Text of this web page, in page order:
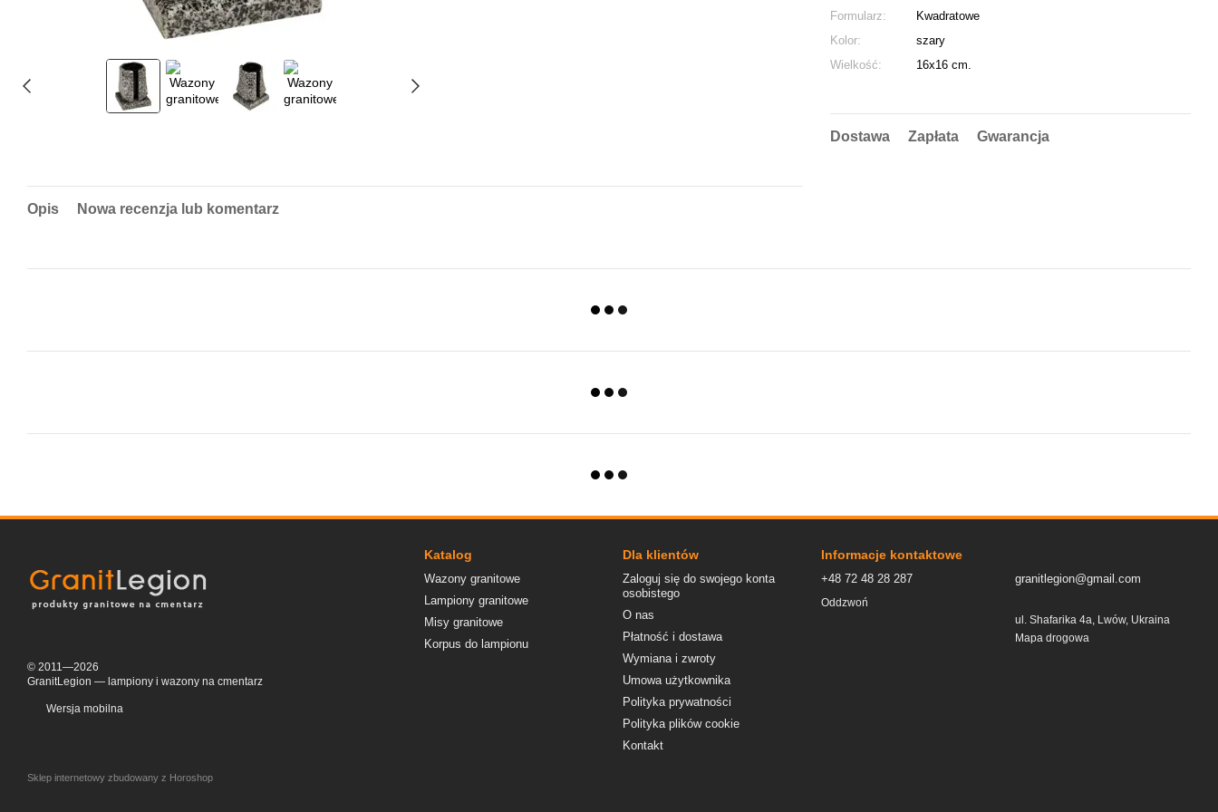
Formularz:
Kwadratowe
Kolor:
szary
Wielkość:
16х16 cm.
Dostawa Zapłata Gwarancja
Opis Nowa recenzja lub komentarz
© 2011—2026
GranitLegion — lampiony i wazony na cmentarz
Wersja mobilna
Sklep internetowy zbudowany z Horoshop
Katalog
Wazony granitowe
Lampiony granitowe
Misy granitowe
Korpus do lampionu
Dla klientów
Zaloguj się do swojego konta
osobistego
O nas
Płatność i dostawa
Wymiana i zwroty
Umowa użytkownika
Polityka prywatności
Polityka plików cookie
Kontakt
Informacje kontaktowe
+48 72 48 28 287
Oddzwoń
granitlegion@gmail.com
ul. Shafarika 4a, Lwów, Ukraina
Mapa drogowa